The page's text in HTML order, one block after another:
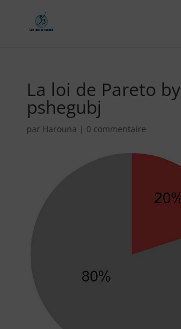
La loi de Pareto by
pshegubj
par Harouna | 0 commentaire